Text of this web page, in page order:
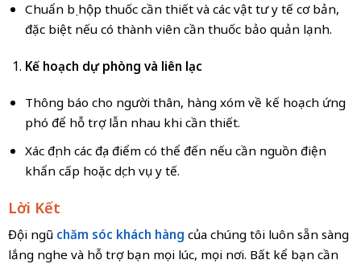
Chuẩn bị hộp thuốc cần thiết và các vật tư y tế cơ bản,
đặc biệt nếu có thành viên cần thuốc bảo quản lạnh.
Kế hoạch dự phòng và liên lạc
Thông báo cho người thân, hàng xóm về kế hoạch ứng
phó để hỗ trợ lẫn nhau khi cần thiết.
Xác định các địa điểm có thể đến nếu cần nguồn điện
khẩn cấp hoặc dịch vụ y tế.
Lời Kết
Đội ngũ chăm sóc khách hàng của chúng tôi luôn sẵn sàng
lắng nghe và hỗ trợ bạn mọi lúc, mọi nơi. Bất kể bạn cần